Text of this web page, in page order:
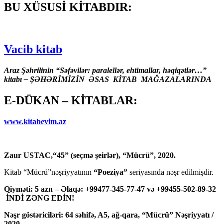
BU XÜSUSİ KİTABDIR:
Vacib kitab
Araz Şəhrilinin “Səfəvilər: paralellər, ehtimallar, həqiqətlər…”
kitabı – ŞƏHƏRİMİZİN ƏSAS KİTAB MAĞAZALARINDA
E-DÜKAN – KİTABLAR:
www.kitabevim.az
Zaur USTAC,“45” (seçmə şeirlər), “Mücrü”, 2020.
Kitab “Mücrü”nəşriyyatının “Poeziya” seriyasında nəşr edilmişdir.
Qiyməti: 5 azn – Əlaqə: +99477-345-77-47 və +99455-502-89-32
İNDİ ZƏNG EDİN!
Nəşr göstəriciləri: 64 səhifə, A5, ağ-qara, “Mücrü” Nəşriyyatı /